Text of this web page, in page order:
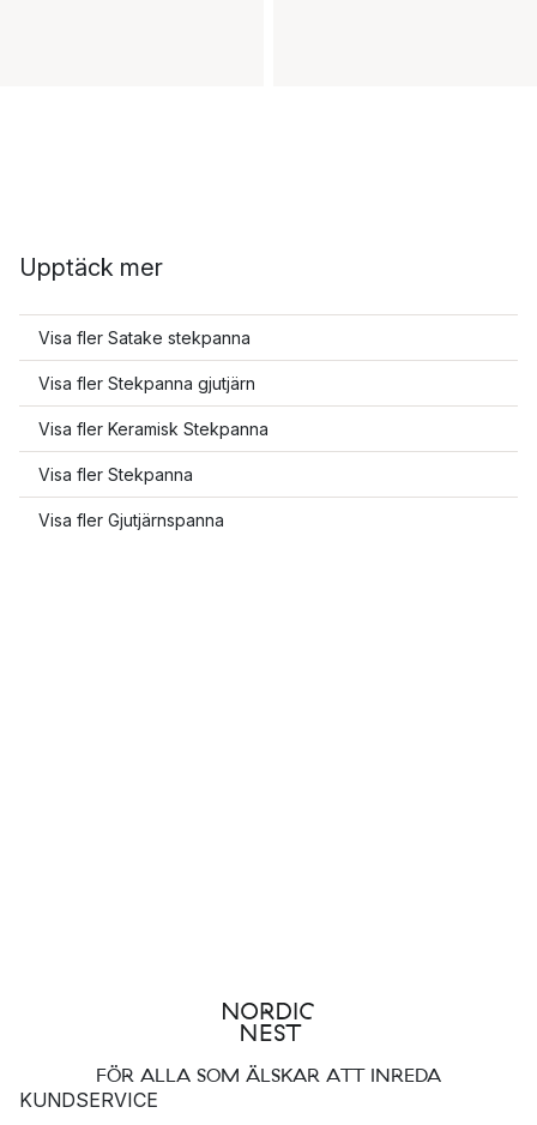
Upptäck mer
Visa fler Satake stekpanna
Visa fler Stekpanna gjutjärn
Visa fler Keramisk Stekpanna
Visa fler Stekpanna
Visa fler Gjutjärnspanna
FÖR ALLA SOM ÄLSKAR ATT INREDA
KUNDSERVICE